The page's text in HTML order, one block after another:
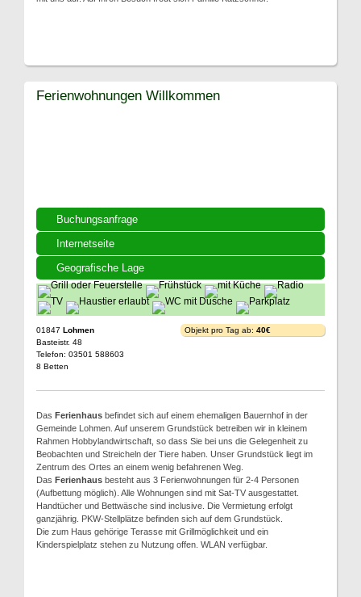
Buchungsanfrage
Internetseite
Geografische Lage
Ferienwohnungen Willkommen
01847 Lohmen
Basteistr. 48
Telefon: 03501 588603
8 Betten
Objekt pro Tag ab: 40€
Das Ferienhaus befindet sich auf einem ehemaligen Bauernhof in der
Gemeinde Lohmen. Auf unserem Grundstück betreiben wir in kleinem
Rahmen Hobbylandwirtschaft, so dass Sie bei uns die Gelegenheit zu
Beobachten und Streicheln der Tiere haben. Unser Grundstück liegt im
Zentrum des Ortes an einem wenig befahrenen Weg.
Das Ferienhaus besteht aus 3 Ferienwohnungen für 2-4 Personen
(Aufbettung möglich). Alle Wohnungen sind mit Sat-TV ausgestattet.
Handtücher und Bettwäsche sind inclusive. Die Vermietung erfolgt
ganzjährig. PKW-Stellplätze befinden sich auf dem Grundstück.
Die zum Haus gehörige Terasse mit Grillmöglichkeit und ein
Kinderspielplatz stehen zu Nutzung offen. WLAN verfügbar.